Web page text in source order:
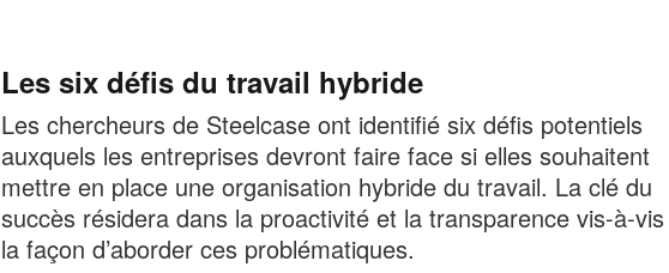
Les six défis du travail hybride
Les chercheurs de Steelcase ont identifié six défis potentiels
auxquels les entreprises devront faire face si elles souhaitent
mettre en place une organisation hybride du travail. La clé du
succès résidera dans la proactivité et la transparence vis-à-
la façon d’aborder ces problématiques.